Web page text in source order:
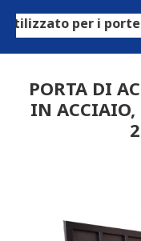
per i portelli.
PORTA DI
IN